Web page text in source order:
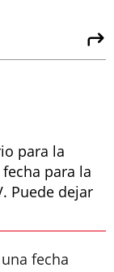
para la
para la
Puede dejar
fecha